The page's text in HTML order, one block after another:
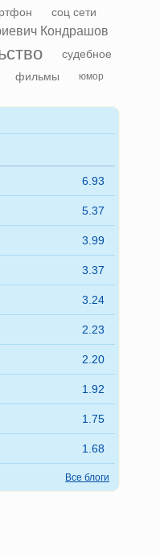
соц сети
Кондрашов
судебное
фильмы юмор
6.93
5.37
3.99
3.37
3.24
2.23
2.20
1.92
1.75
1.68
Все блоги